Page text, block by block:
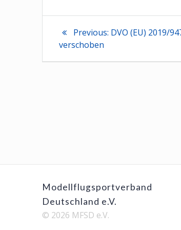
Previous: Previous
DVO (EU) 2019/
verschoben
Modellflugsportverband
Deutschland e.V.
© 2026 MFSD e.V.